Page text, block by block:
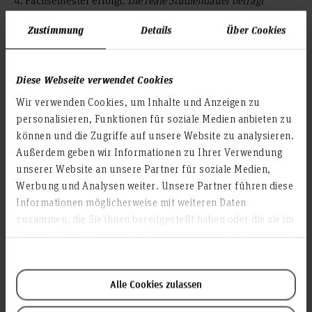
Zustimmung Details Über Cookies
Diese Webseite verwendet Cookies
Wir verwenden Cookies, um Inhalte und Anzeigen zu
personalisieren, Funktionen für soziale Medien anbieten zu
können und die Zugriffe auf unsere Website zu analysieren.
Außerdem geben wir Informationen zu Ihrer Verwendung
unserer Website an unsere Partner für soziale Medien,
Werbung und Analysen weiter. Unsere Partner führen diese
Informationen möglicherweise mit weiteren Daten
zusammen, die Sie ihnen bereitgestellt haben oder die sie im
Alle Cookies zulassen
demnach 4 Semester(berufsbegleitend).
Pflegeausbildung und 20 ECTS-Kreditpunkte für den
erfolgreichen Abschluss der Einstufungsprüfung/des 1.
Studienabschnitts an.
Aufbau
Hochschulzugangsberechtigung und einer abgeschlossenen
dreijährigen Pflegeausbildung bewerben sich für eine
Einstufungsprüfung , die über die Aufnahme in das Studium
Die Einstufungsprüfung dient der Feststellung, dass
StudienbewerberInnen über die Kenntnisse und Fähigkeiten
verfügen, die für ein erfolgreiches Studium erforderlich sind.